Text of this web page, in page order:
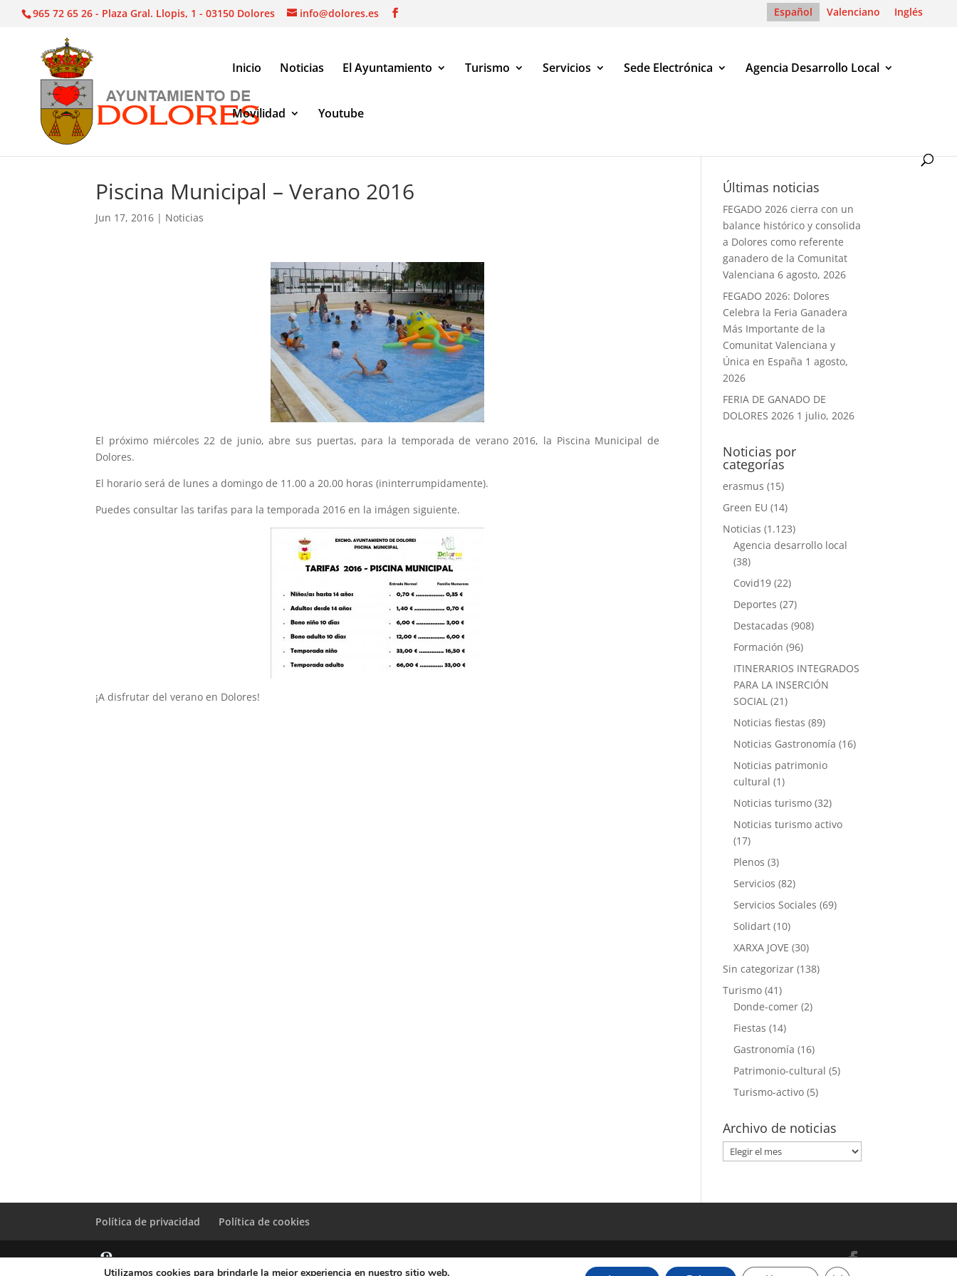
965 72 65 26 - Plaza Gral. Llopis, 1 - 03150 Dolores info@dolores.es Español Valenciano Inglés
Inicio Noticias El Ayuntamiento Turismo Servicios Sede Electrónica Agencia Desarrollo Local
Movilidad Youtube
Piscina Municipal – Verano 2016
Jun 17, 2016 | Noticias
El próximo miércoles 22 de junio, abre sus puertas, para la temporada de verano 2016, la Piscina Municipal de
Dolores.
El horario será de lunes a domingo de 11.00 a 20.00 horas (ininterrumpidamente).
Puedes consultar las tarifas para la temporada 2016 en la imágen siguiente.
¡A disfrutar del verano en Dolores!
Últimas noticias
FEGADO 2026 cierra con un
balance histórico y consolida
a Dolores como referente
ganadero de la Comunitat
Valenciana 6 agosto, 2026
FEGADO 2026: Dolores
Celebra la Feria Ganadera
Más Importante de la
Comunitat Valenciana y
Única en España 1 agosto,
2026
FERIA DE GANADO DE
DOLORES 2026 1 julio, 2026
Noticias por
categorías
erasmus (15)
Green EU (14)
Noticias (1.123)
Agencia desarrollo local
(38)
Covid19 (22)
Deportes (27)
Destacadas (908)
Formación (96)
ITINERARIOS INTEGRADOS
PARA LA INSERCIÓN
SOCIAL (21)
Noticias fiestas (89)
Noticias Gastronomía (16)
Noticias patrimonio
cultural (1)
Noticias turismo (32)
Noticias turismo activo
(17)
Plenos (3)
Servicios (82)
Servicios Sociales (69)
Solidart (10)
XARXA JOVE (30)
Sin categorizar (138)
Turismo (41)
Donde-comer (2)
Fiestas (14)
Gastronomía (16)
Patrimonio-cultural (5)
Turismo-activo (5)
Archivo de noticias
Archivo
de
Política de privacidad Política de cookies
Utilizamos cookies para brindarle la mejor experiencia en nuestro sitio web.